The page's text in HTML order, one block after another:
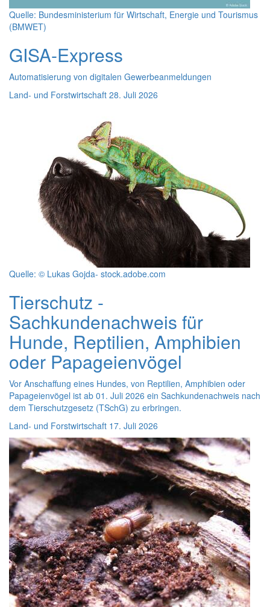
Quelle: Bundesministerium für Wirtschaft, Energie und Tourismus
(BMWET)
GISA-Express
Automatisierung von digitalen Gewerbeanmeldungen
Land- und Forstwirtschaft 28. Juli 2026
Quelle: © Lukas Gojda- stock.adobe.com
Tierschutz -
Sachkundenachweis für
Hunde, Reptilien, Amphibien
oder Papageienvögel
Vor Anschaffung eines Hundes, von Reptilien, Amphibien oder
Papageienvögel ist ab 01. Juli 2026 ein Sachkundenachweis nach
dem Tierschutzgesetz (TSchG) zu erbringen.
Land- und Forstwirtschaft 17. Juli 2026